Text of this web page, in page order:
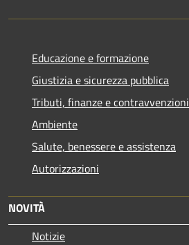
Educazione e formazione
Giustizia e sicurezza pubblica
Tributi, finanze e contravvenzioni
Ambiente
Salute, benessere e assistenza
Autorizzazioni
NOVITÀ
Notizie